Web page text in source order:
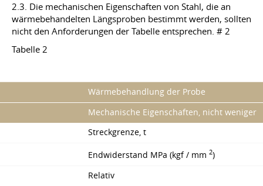
2.3. Die mechanischen Eigenschaften von Stahl, die an
wärmebehandelten Längsproben bestimmt werden, sollten
nicht den Anforderungen der Tabelle entsprechen. # 2
Tabelle 2
Wärmebehandlung der Probe
Mechanische Eigenschaften, nicht weniger
Streckgrenze, t
Endwiderstand MPa (kgf / mm 2)
Relativ